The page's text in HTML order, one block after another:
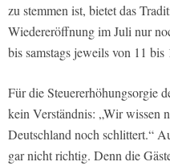
zu stemmen ist, bietet das
Wiedereröffnung im Juli nur
bis samstags jeweils von 11 bis
Für die Steuererhöhungsorgie
kein Verständnis: „Wir wissen
Deutschland noch schlittert.“
gar nicht richtig. Denn die